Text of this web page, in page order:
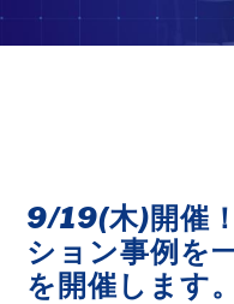
9/19(木)開催
ション事例を
を開催します。